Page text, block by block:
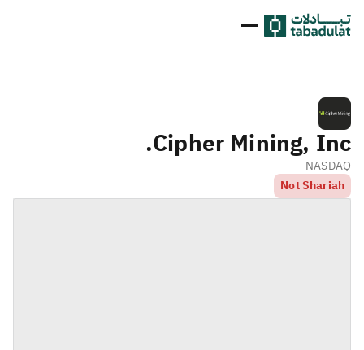
Cipher Mining, Inc.
NASDAQ
Not Shariah